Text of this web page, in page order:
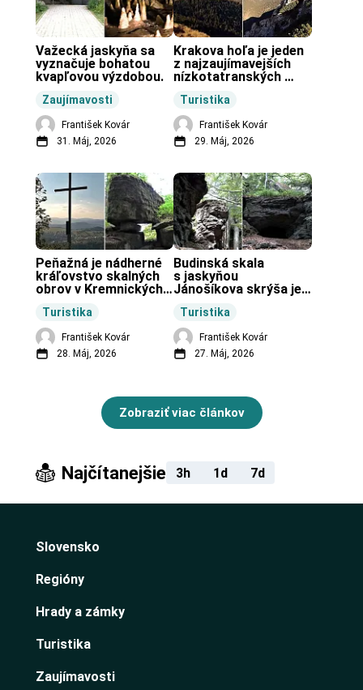
Zaujímavosti
Važecká jaskyňa sa
vyznačuje bohatou
kvapľovou výzdobou.
František Kovár
31. Máj, 2026
Turistika
Krakova hoľa je jeden
z najzaujímavejších
nízkotatranských
František Kovár
29. Máj, 2026
Turistika
Peňažná je nádherné
kráľovstvo skalných
obrov v Kremnických
František Kovár
28. Máj, 2026
Turistika
Budinská skala
s jaskyňou
Jánošíkova skrýša je
obci Budiná.
František Kovár
27. Máj, 2026
Zobraziť viac článkov
Najčítanejšie 3h 1d 7d
Slovensko
Regióny
Hrady a zámky
Turistika
Zaujímavosti